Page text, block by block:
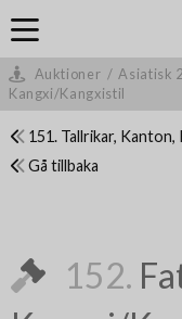
Auktioner / Asiatisk
Kangxi/Kangxistil
151. Tallrikar, Kanton,
Gå tillbaka
152.